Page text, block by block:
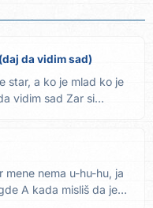
da vidim sad)
star, a ko je mlad ko je
vidim sad Zar si...
nema u-hu-hu, ja
A kada misliš da je